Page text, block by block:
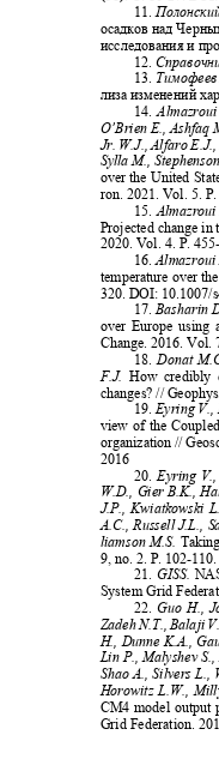
11.
осадков над
исследования и
12.
13.
лиза изменений
14.
O’Brien E.,
Jr. W.J., Alfaro
Sylla M.,
over the United
ron. 2021. Vol. 5.
15.
Projected change
2020. Vol. 4. P.
16.Almazroui
temperature over
320. DOI: 10.1007/
17.Basharin
over Europe
Change. 2016. Vol.
18.Donat
F.J.How credibly
changes? //
19.Eyring V.,
view of the
organization //
2016
20.Eyring
W.D., Gier B.K.,
J.P., Kwiatkowski
A.C., Russell J.L.,
liamson M.S.
9, no. 2. P. 102-
21.GISS.
System Grid
22.Guo H.,
Zadeh N.T., Balaji
H., Dunne K.A.,
Lin P., Malyshev
Shao A., Silvers L.,
Horowitz L.W.,
CM4 model output
Grid Federation.